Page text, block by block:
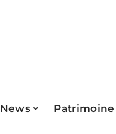
News Patrimoine